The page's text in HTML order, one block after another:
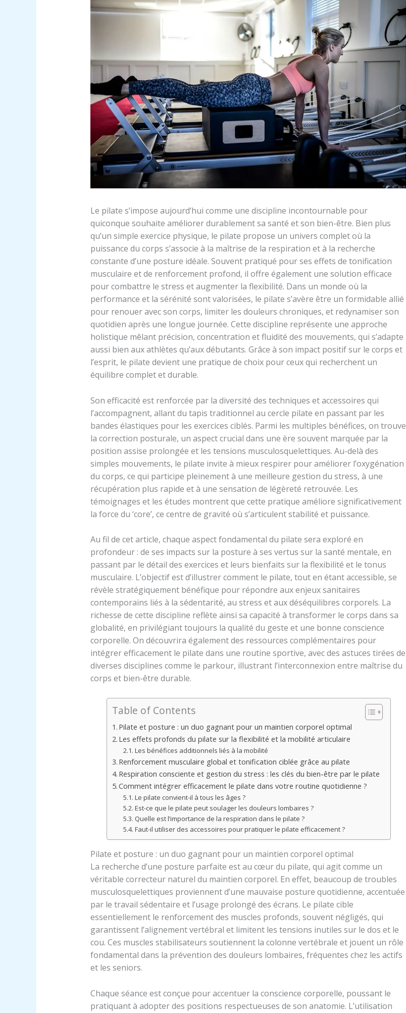
Le pilate s’impose aujourd’hui comme une discipline incontournable pour
quiconque souhaite améliorer durablement sa santé et son bien-être. Bien plus
qu’un simple exercice physique, le pilate propose un univers complet où la
puissance du corps s’associe à la maîtrise de la respiration et à la recherche
constante d’une posture idéale. Souvent pratiqué pour ses effets de tonification
musculaire et de renforcement profond, il offre également une solution efficace
pour combattre le stress et augmenter la flexibilité. Dans un monde où la
performance et la sérénité sont valorisées, le pilate s’avère être un formidable allié
pour renouer avec son corps, limiter les douleurs chroniques, et redynamiser son
quotidien après une longue journée. Cette discipline représente une approche
holistique mêlant précision, concentration et fluidité des mouvements, qui s’adapte
aussi bien aux athlètes qu’aux débutants. Grâce à son impact positif sur le corps et
l’esprit, le pilate devient une pratique de choix pour ceux qui recherchent un
équilibre complet et durable.
Son efficacité est renforcée par la diversité des techniques et accessoires qui
l’accompagnent, allant du tapis traditionnel au cercle pilate en passant par les
bandes élastiques pour les exercices ciblés. Parmi les multiples bénéfices, on trouve
la correction posturale, un aspect crucial dans une ère souvent marquée par la
position assise prolongée et les tensions musculosquelettiques. Au-delà des
simples mouvements, le pilate invite à mieux respirer pour améliorer l’oxygénation
du corps, ce qui participe pleinement à une meilleure gestion du stress, à une
récupération plus rapide et à une sensation de légèreté retrouvée. Les
témoignages et les études montrent que cette pratique améliore significativement
la force du ‘core’, ce centre de gravité où s’articulent stabilité et puissance.
Au fil de cet article, chaque aspect fondamental du pilate sera exploré en
profondeur : de ses impacts sur la posture à ses vertus sur la santé mentale, en
passant par le détail des exercices et leurs bienfaits sur la flexibilité et le tonus
musculaire. L’objectif est d’illustrer comment le pilate, tout en étant accessible, se
révèle stratégiquement bénéfique pour répondre aux enjeux sanitaires
contemporains liés à la sédentarité, au stress et aux déséquilibres corporels. La
richesse de cette discipline reflète ainsi sa capacité à transformer le corps dans sa
globalité, en privilégiant toujours la qualité du geste et une bonne conscience
corporelle. On découvrira également des ressources complémentaires pour
intégrer efficacement le pilate dans une routine sportive, avec des astuces tirées de
diverses disciplines comme le parkour, illustrant l’interconnexion entre maîtrise du
corps et bien-être durable.
Table of Contents
Pilate et posture : un duo gagnant pour un maintien corporel optimal
Les effets profonds du pilate sur la flexibilité et la mobilité articulaire
Les bénéfices additionnels liés à la mobilité
Renforcement musculaire global et tonification ciblée grâce au pilate
Respiration consciente et gestion du stress : les clés du bien-être par le pilate
Comment intégrer efficacement le pilate dans votre routine quotidienne ?
Le pilate convient-il à tous les âges ?
Est-ce que le pilate peut soulager les douleurs lombaires ?
Quelle est l’importance de la respiration dans le pilate ?
Faut-il utiliser des accessoires pour pratiquer le pilate efficacement ?
Pilate et posture : un duo gagnant pour un maintien corporel optimal
La recherche d’une posture parfaite est au cœur du pilate, qui agit comme un
véritable correcteur naturel du maintien corporel. En effet, beaucoup de troubles
musculosquelettiques proviennent d’une mauvaise posture quotidienne, accentuée
par le travail sédentaire et l’usage prolongé des écrans. Le pilate cible
essentiellement le renforcement des muscles profonds, souvent négligés, qui
garantissent l’alignement vertébral et limitent les tensions inutiles sur le dos et le
cou. Ces muscles stabilisateurs soutiennent la colonne vertébrale et jouent un rôle
fondamental dans la prévention des douleurs lombaires, fréquentes chez les actifs
et les seniors.
Chaque séance est conçue pour accentuer la conscience corporelle, poussant le
pratiquant à adopter des positions respectueuses de son anatomie. L’utilisation